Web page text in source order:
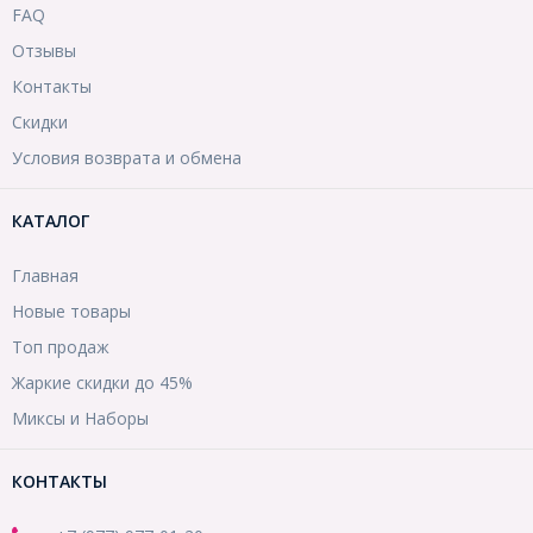
FAQ
Отзывы
Контакты
Скидки
Условия возврата и обмена
КАТАЛОГ
Главная
Новые товары
Топ продаж
Жаркие скидки до 45%
Миксы и Наборы
КОНТАКТЫ